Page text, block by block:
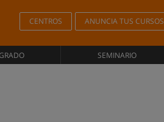
CENTROS ANUNCIA TUS CURSOS
SEMINARIO